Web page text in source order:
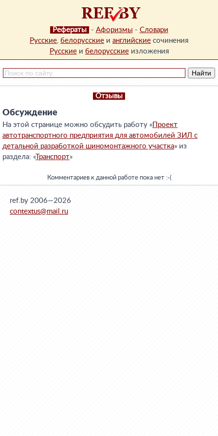
Рефераты - Афоризмы - Словари
Русские, белорусские и английские сочинения
Русскиеи белорусскиеизложения
Отзывы
Обсуждение
На этой странице можно обсудить работу « Проект
автотранспортного предприятия для автомобилей ЗИЛ с
детальной разработкой шиномонтажного участка» из
раздела: «Транспорт»
Комментариев к данной работе пока нет :-(
ref.by 2006—2026
contextus@mail.ru